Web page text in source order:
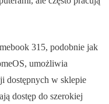
315, podobnie jak
umożliwia
dostępnych w sklepie
dostęp do szerokiej